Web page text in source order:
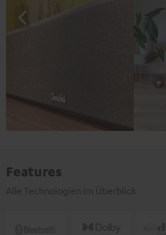
Features
Alle Technologien im Überblick